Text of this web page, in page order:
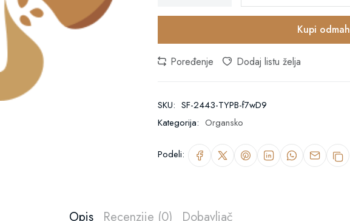
Kupi odmah
Poređenje Dodaj listu želja
SKU: SF-2443-TYPB-f7wD9
Kategorija: Organsko
Podeli:
Opis Recenzije (0) Dobavljač